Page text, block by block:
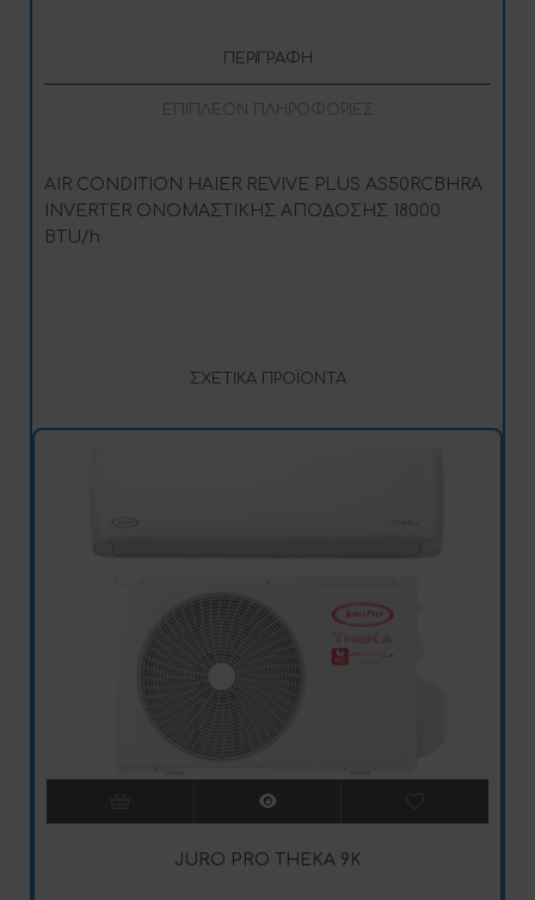
ΠΕΡΙΓΡΑΦΉ
ΕΠΙΠΛΈΟΝ ΠΛΗΡΟΦΟΡΊΕΣ
AIR CONDITION HAIER REVIVE PLUS AS50RCBHRA
INVERTER ΟΝΟΜΑΣΤΙΚΗΣ ΑΠΟΔΟΣΗΣ 18000
BTU/h
ΣΧΕΤΙΚΆ ΠΡΟΪΌΝΤΑ
JURO PRO THEKA 9K